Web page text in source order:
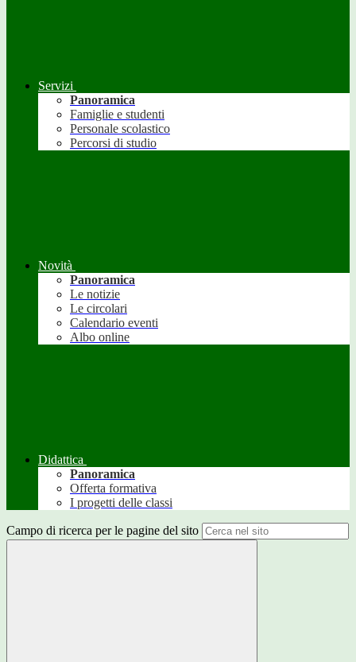
Servizi
Panoramica
Famiglie e studenti
Personale scolastico
Percorsi di studio
Novità
Panoramica
Le notizie
Le circolari
Calendario eventi
Albo online
Didattica
Panoramica
Offerta formativa
I progetti delle classi
Campo di ricerca per le pagine del sito